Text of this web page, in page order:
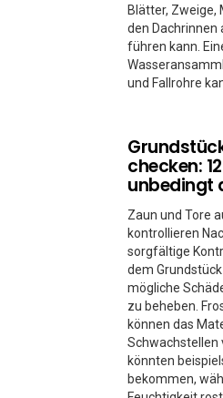
Blätter, Zweige,
den Dachrinnen
führen kann.
und Fallrohre
checken:
unbedingt
Zaun und Tore
kontrollieren
sorgfältige
dem
mögliche
zu beheben.
können das
Schwachstellen
könnten
bekommen,